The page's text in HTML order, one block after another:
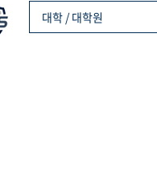
대학 / 대학원